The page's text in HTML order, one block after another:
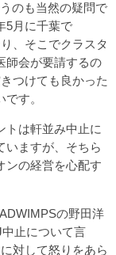
のも当然の疑問で
5月に千葉で
、そこでクラスタ
師会が要請するの
つけても良かった
す。
は軒並み中止に
いますが、そちら
ンの経営を心配す
の野田洋
止について言
対して怒りをあら